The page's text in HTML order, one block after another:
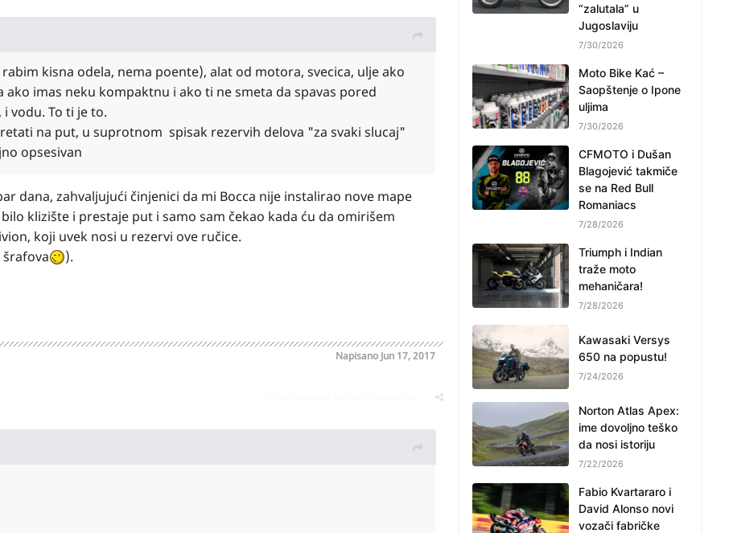
kisna odela, nema poente), alat od motora, svecica, ulje ako
imas neku kompaktnu i ako ti ne smeta da spavas pored
vodu. To ti je to.
na put, u suprotnom spisak rezervih delova "za svaki slucaj"
opsesivan
dana, zahvaljujući činjenici da mi Bocca nije instalirao nove mape
klizište i prestaje put i samo sam čekao kada ću da omirišem
koji uvek nosi u rezervi ove ručice.
).
Napisano Jun 17, 2017
“zalutala” u
Jugoslaviju
7/30/2026
Moto Bike Kać –
Saopštenje o Ipone
uljima
7/30/2026
CFMOTO i Dušan
Blagojević takmiče
se na Red Bull
Romaniacs
7/28/2026
Triumph i Indian
traže moto
mehaničara!
7/28/2026
Kawasaki Versys
650 na popustu!
7/24/2026
Norton Atlas Apex:
ime dovoljno teško
da nosi istoriju
7/22/2026
Fabio Kvartararo i
David Alonso novi
vozači fabričke